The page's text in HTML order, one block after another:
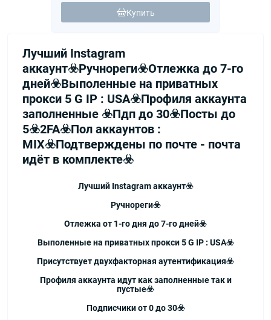
Купить
Лучший Instagram
аккаунт☣️Ручнореги☣️Отлежка до 7-го
дней☣️Выполенные на приватных
прокси 5 G IP : USA☣️Профиля аккаунта
заполненные ☣️Пдп до 30☣️Посты до
5☣️2FA☣️Пол аккаунтов :
MIX☣️Подтверждены по почте - почта
идёт в комплекте☣️
Лучший Instagram аккаунт☣️
Ручнореги☣️
Отлежка от 1-го дня до 7-го дней☣️
Выполенные на приватных прокси 5 G IP : USA☣️
Присутствует двухфакторная аутентификация☣️
Профиля аккаунта идут как заполненные так и
пустые☣️
Подписчики от 0 до 30☣️